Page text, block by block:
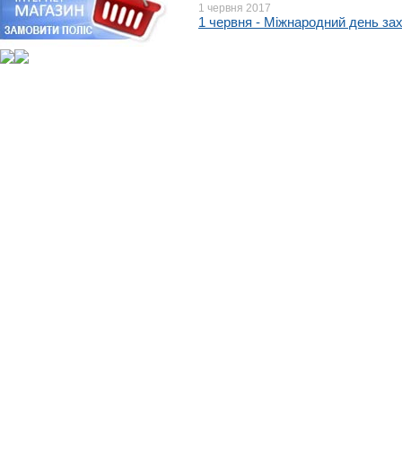
1 червня 2017
1 червня - Міжнародний день